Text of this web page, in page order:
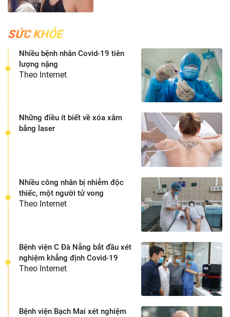
SỨC KHỎE
Nhiều bệnh nhân Covid-19 tiên
lượng nặng
Theo Internet
Những điều ít biết về xóa xăm
bằng laser
Nhiều công nhân bị nhiễm độc
thiếc, một người tử vong
Theo Internet
Bệnh viện C Đà Nẵng bắt đầu xét
nghiệm khẳng định Covid-19
Theo Internet
Bệnh viện Bạch Mai xét nghiệm